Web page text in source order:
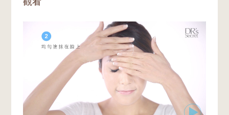
應。待肌膚較為穩定時，可分開使用，以切換
適合您當前膚況的使用方式與步驟，以達到最
佳護膚功效。
觀看